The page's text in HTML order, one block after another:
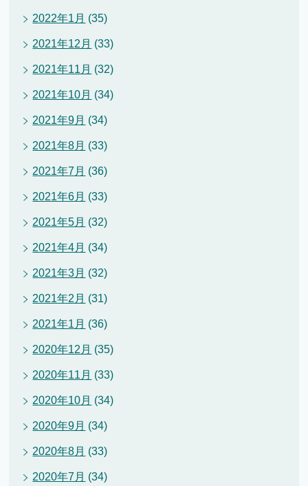
2022年1月 (35)
2021年12月 (33)
2021年11月 (32)
2021年10月 (34)
2021年9月 (34)
2021年8月 (33)
2021年7月 (36)
2021年6月 (33)
2021年5月 (32)
2021年4月 (34)
2021年3月 (32)
2021年2月 (31)
2021年1月 (36)
2020年12月 (35)
2020年11月 (33)
2020年10月 (34)
2020年9月 (34)
2020年8月 (33)
2020年7月 (34)